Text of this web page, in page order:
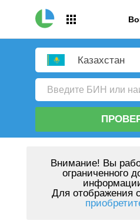
Казахстан
Внимание! Вы
ограниченного
Для отображения